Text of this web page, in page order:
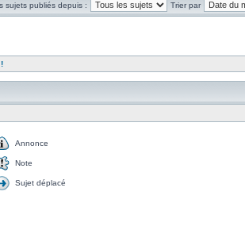
sujets publiés depuis : Trier par
Annonce
Note
Sujet déplacé